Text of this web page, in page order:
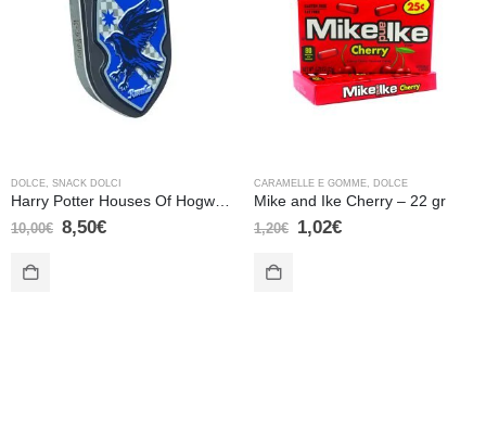
DOLCE, SNACK DOLCI
Harry Potter Houses Of Hogwarts Crests Candy Tin – Corvo Nero
10,00€ 8,50€
CARAMELLE E GOMME, DOLCE
Mike and Ike Cherry – 22 gr
1,20€ 1,02€